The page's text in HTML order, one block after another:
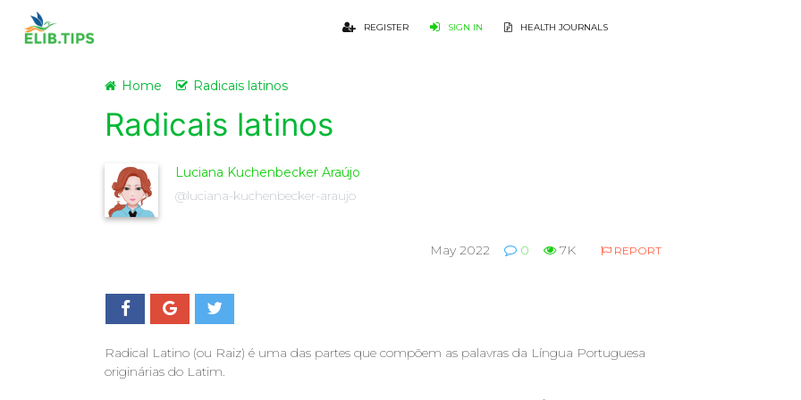
REGISTER SIGN IN HEALTH JOURNALS
Home Radicais latinos
Radicais latinos
Luciana Kuchenbecker Araújo
@luciana-kuchenbecker-araujo
May 2022 0 7K REPORT
Radical Latino (ou Raiz) é uma das partes que compõem as palavras da Língua Portuguesa
originárias do Latim.